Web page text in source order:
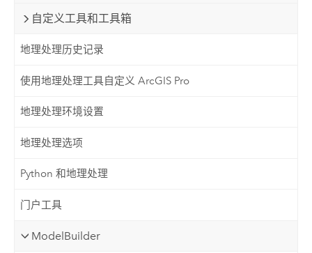
自定义工具和工具箱
地理处理历史记录
使用地理处理工具自定义 ArcGIS Pro
地理处理环境设置
地理处理选项
Python 和地理处理
门户工具
ModelBuilder